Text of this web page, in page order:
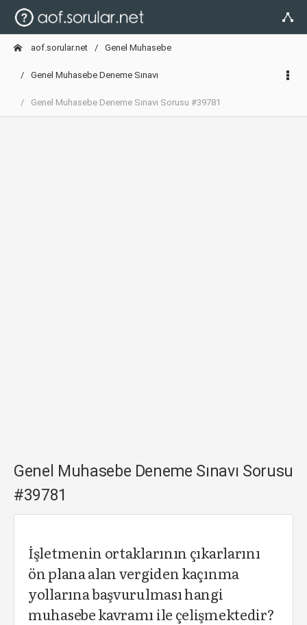
aof.sorular.net Genel Muhasebe
Genel Muhasebe Deneme Sınavı
Genel Muhasebe Deneme Sınavı Sorusu #39781
Genel Muhasebe Deneme Sınavı Sorusu
#39781
İşletmenin ortaklarının çıkarlarını
ön plana alan vergiden kaçınma
yollarına başvurulması hangi
muhasebe kavramı ile çelişmektedir?